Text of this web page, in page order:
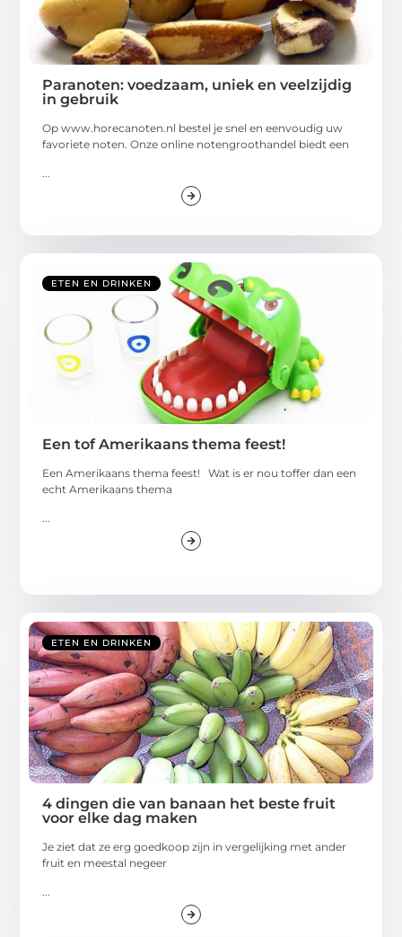
Paranoten: voedzaam, uniek en veelzijdig
in gebruik
Op www.horecanoten.nl bestel je snel en eenvoudig uw
favoriete noten. Onze online notengroothandel biedt een
...
ETEN EN DRINKEN
Een tof Amerikaans thema feest!
Een Amerikaans thema feest! Wat is er nou toffer dan een
echt Amerikaans thema
...
ETEN EN DRINKEN
4 dingen die van banaan het beste fruit
voor elke dag maken
Je ziet dat ze erg goedkoop zijn in vergelijking met ander
fruit en meestal negeer
...